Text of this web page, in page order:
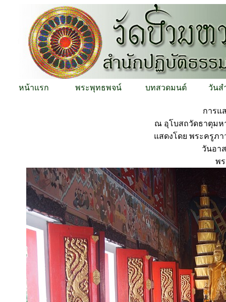
หน้าแรก พระพุทธพจน์ บทสวดมนต์ วันส
การแ
ณ อุโบสถวัดธาตุมห
แสดงโดย พระครูภ
วันอา
พ